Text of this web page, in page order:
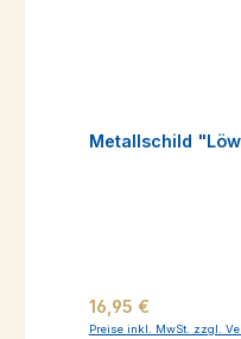
Metallschild
Regulärer Preis:
16,95 €
Preise inkl. MwSt. zzgl.